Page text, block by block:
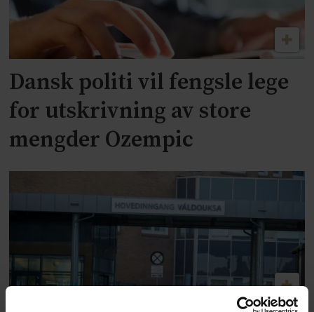
Dansk politi vil fengsle lege
for utskrivning av store
mengder Ozempic